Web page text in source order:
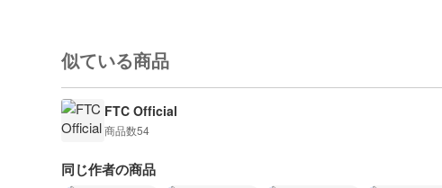
似ている商品
FTC Official
商品数54
同じ作者の商品